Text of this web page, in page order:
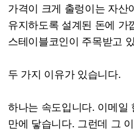
가격이 크게 출렁이는 자산
유지하도록 설계된 돈에 가
스테이블코인이 주목받고
두 가지 이유가 있습니다.
하나는 속도입니다. 이메일
만에 닿습니다. 그런데 그